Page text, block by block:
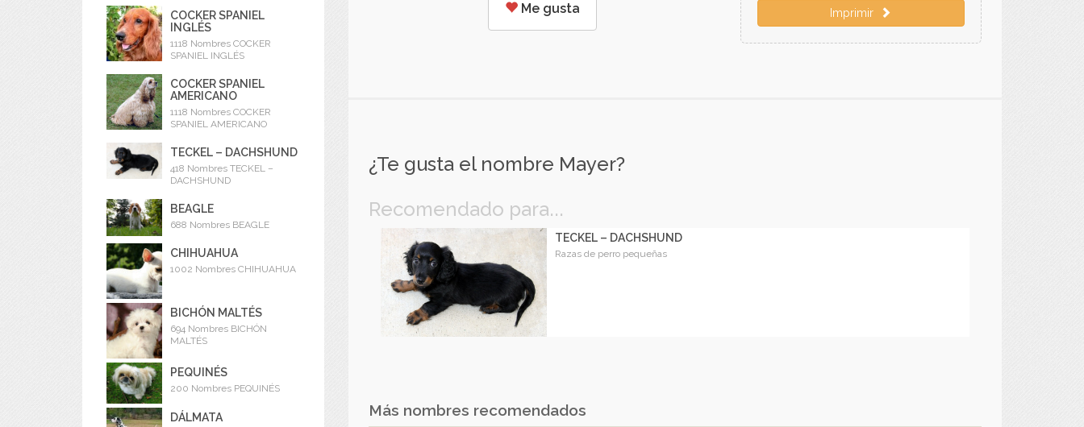
COCKER SPANIEL
INGLÉS
1118 Nombres COCKER
SPANIEL INGLÉS
COCKER SPANIEL
AMERICANO
1118 Nombres COCKER
SPANIEL AMERICANO
TECKEL – DACHSHUND
418 Nombres TECKEL –
DACHSHUND
BEAGLE
688 Nombres BEAGLE
CHIHUAHUA
1002 Nombres CHIHUAHUA
BICHÓN MALTÉS
694 Nombres BICHÓN
MALTÉS
PEQUINÉS
200 Nombres PEQUINÉS
DÁLMATA
Me gusta Imprimir
¿Te gusta el nombre Mayer?
Recomendado para...
TECKEL – DACHSHUND
Razas de perro pequeñas
Más nombres recomendados